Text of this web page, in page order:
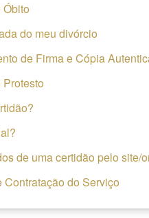
do meu divórcio
de Firma e Cópia
de uma certidão pelo site/
Contratação do Serviço